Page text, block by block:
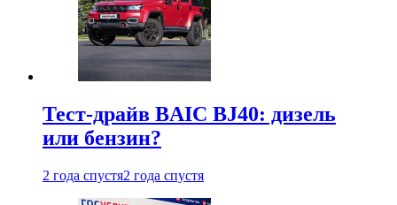
Тест-драйв BAIC BJ40: дизель
или бензин?
2 года спустя2 года спустя